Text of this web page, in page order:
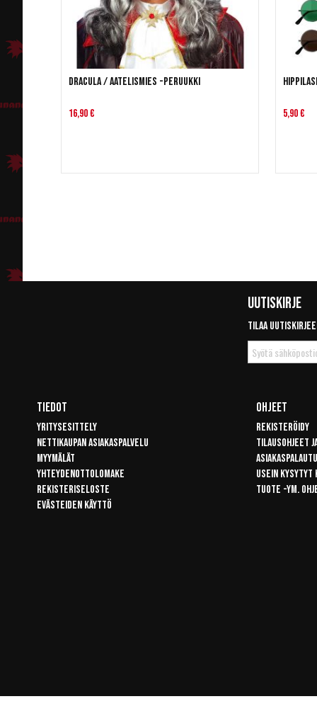
Dracula / Aatelismies -peruukki
16,90 € 5,90 €
Uutiskirje
Tilaa
Tilaa
uutiskirje
Tiedot
Yritysesittely
Nettikaupan asiakaspalvelu
Myymälät
Yhteydenottolomake
Rekisteriseloste
Evästeiden käyttö
Ohjeet
Rekisteröidy
Tilausohjeet
Usein kysytyt
Tuote -ym.